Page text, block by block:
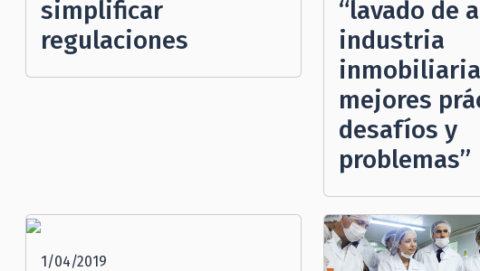
simplificar
regulaciones
“lavado de
industria
mejores
desafíos y
problemas”
1/04/2019